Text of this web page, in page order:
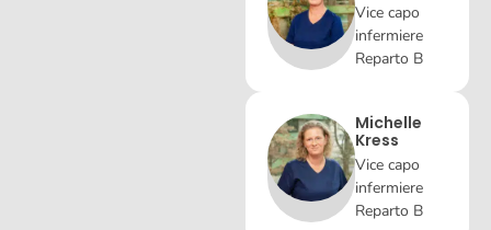
Vice capo
infermiere
Reparto B
Michelle
Kress
Vice capo
infermiere
Reparto B